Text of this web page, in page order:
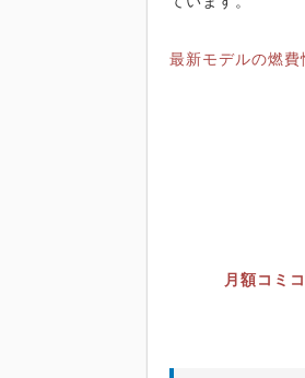
最新モデルの燃
月額コミ